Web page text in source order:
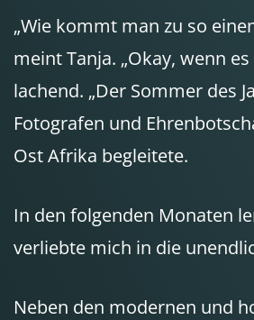
„Wie kommt man zu so
meint Tanja. „Okay, wenn
lachend. „Der Sommer des
Fotografen und
Ost Afrika begleitete.
In den folgenden Monaten
verliebte mich in die
Neben den modernen und